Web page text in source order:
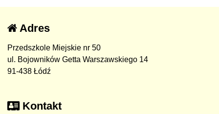
Adres
Przedszkole Miejskie nr 50
ul. Bojowników Getta Warszawskiego 14
91-438 Łódź
Kontakt